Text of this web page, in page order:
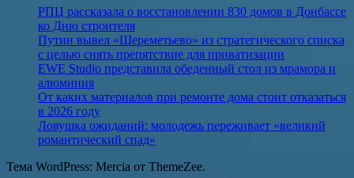
РПЦ рассказала о восстановлении 830 домов в Донбассе
ко Дню строителя
Путин вывел «Шереметьево» из стратегического списка
с целью снять препятствие для приватизации
EWE Studio представила обеденный стол из мрамора и
алюминия
От каких материалов при ремонте дома стоит отказаться
в 2026 году
Ловушка ожиданий: молодежь переживает «великий
романтический спад»
Тема WordPress: Mercia от ThemeZee.